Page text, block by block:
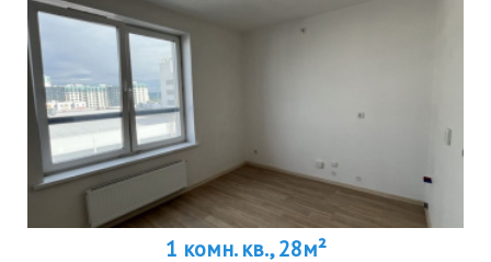
1 комн. кв., 28м²